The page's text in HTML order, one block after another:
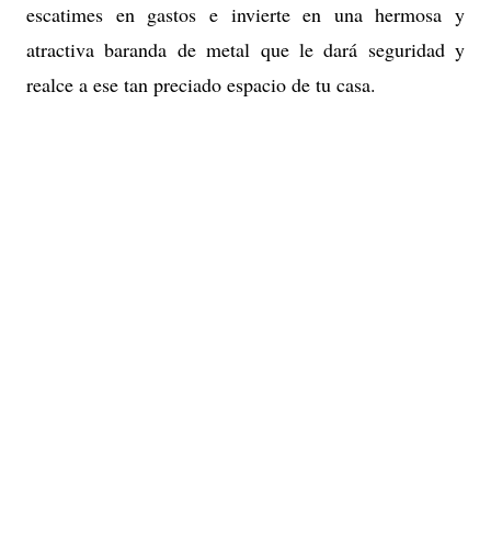
escatimes en gastos e invierte en una hermosa y
atractiva baranda de metal que le dará seguridad y
realce a ese tan preciado espacio de tu casa.